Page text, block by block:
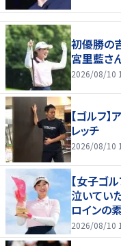
初優勝の
宮里藍さ
2026/08/10
【ゴルフ
レッチ
2026/08/10
【女子ゴ
泣いてい
ロインの
2026/08/10